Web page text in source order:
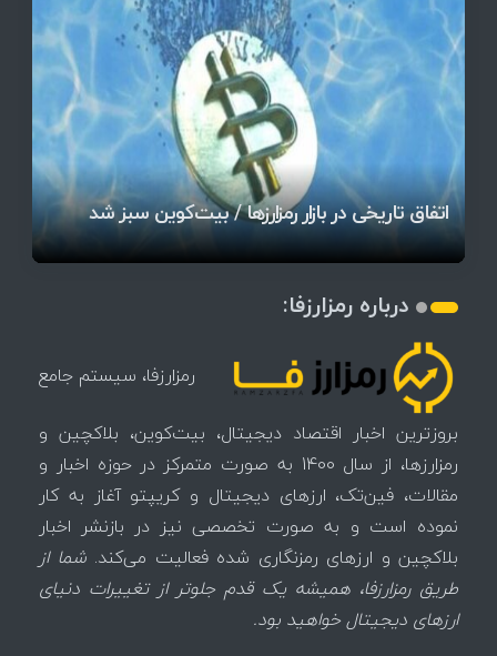
آخرین وضعیت بازار رمزارزها در جهان / مهم‌ترین
تهدید بیت‌کوین مشخص شد
اتفاق تاریخی در بازار رمزارزها / بیت‌کوین سبز شد
قیمت تتر، بیت‌کوین و اتریوم امروز دوشنبه ۵ مرداد
۱۴۰۵ | بیت‌کوین این مرز را از دست بدهد، همه‌چیز
تغییر می‌کند
رقابت پنهان دولت‌ها بر سر بیت‌کوین/ ۱۰ کشور برتر
کدامند؟
اتفاق مهم در بازار رمزارزها / بیت‌کوین وارد فاز تازه شد
تازه‌ترین رسوایی ارز دیجیتال؛ شکایت میلیاردی روی
میز / ۶۲۲ بیت‌کوین کجا رفت؟
بحران بدهی شرکت‌ها و خطر فروش اجباری میلیاردها
دلار بیت‌کوین
آیا بیت‌کوین دوباره به کانال ۴۴ هزار دلار برمی‌گردد؟
درباره رمزارزفا:
رمزارزفا، سیستم جامع
بروزترین اخبار اقتصاد دیجیتال، بیت‌کوین، بلاکچین و
رمزارزها، از سال 1400 به صورت متمرکز در حوزه اخبار و
مقالات، فین‌تک، ارزهای‌ دیجیتال و کریپتو آغاز به کار
نموده است و به صورت تخصصی نیز در بازنشر اخبار
بلاکچین و ارزهای رمزنگاری شده فعالیت می‌کند.شما از
طریق رمزارزفا، همیشه یک قدم جلوتر از تغییرات دنیای
ارزهای دیجیتال خواهید بود.